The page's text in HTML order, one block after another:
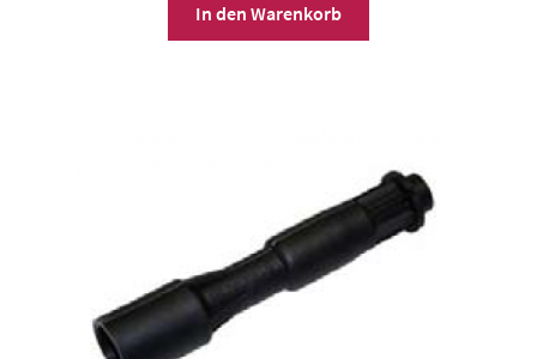
In den Warenkorb